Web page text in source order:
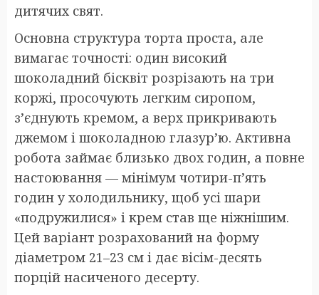
дитячих свят.
Основна структура торта проста, але
вимагає точності: один високий
шоколадний бісквіт розрізають на три
коржі, просочують легким сиропом,
з’єднують кремом, а верх прикривають
джемом і шоколадною глазур’ю. Активна
робота займає близько двох годин, а повне
настоювання — мінімум чотири-п’ять
годин у холодильнику, щоб усі шари
«подружилися» і крем став ще ніжнішим.
Цей варіант розрахований на форму
діаметром 21–23 см і дає вісім-десять
порцій насиченого десерту.